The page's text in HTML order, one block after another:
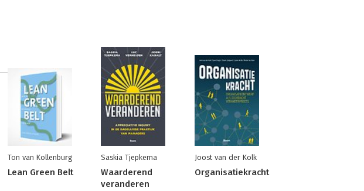
Ton van Kollenburg
Lean Green Belt
Saskia Tjepkema
Waarderend
veranderen
Joost van der Kolk
Organisatiekracht